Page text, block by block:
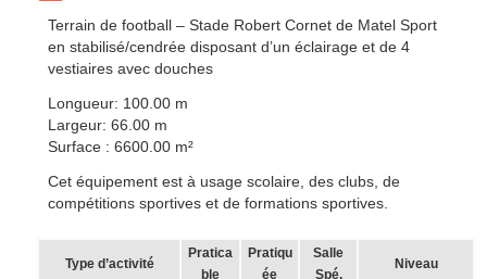
Terrain de football – Stade Robert Cornet de Matel Sport
en stabilisé/cendrée disposant d’un éclairage et de 4
vestiaires avec douches
Longueur: 100.00 m
Largeur: 66.00 m
Surface : 6600.00 m²
Cet équipement est à usage scolaire, des clubs, de
compétitions sportives et de formations sportives.
Type d’activité
Pratica
ble
Pratiqu
ée
Salle
Spé.
Niveau